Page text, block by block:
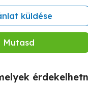
küldése
Mutasd